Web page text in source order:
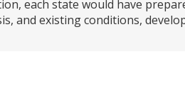
each state would have
and existing conditions,